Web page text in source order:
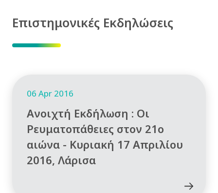
Επιστημονικές Εκδηλώσεις
06 Apr 2016
Ανοιχτή Εκδήλωση : Οι
Ρευματοπάθειες στον 21ο
αιώνα - Κυριακή 17 Απριλίου
2016, Λάρισα